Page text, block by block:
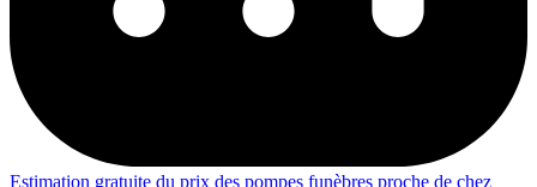
Estimation gratuite du prix des pompes funèbres proche de chez